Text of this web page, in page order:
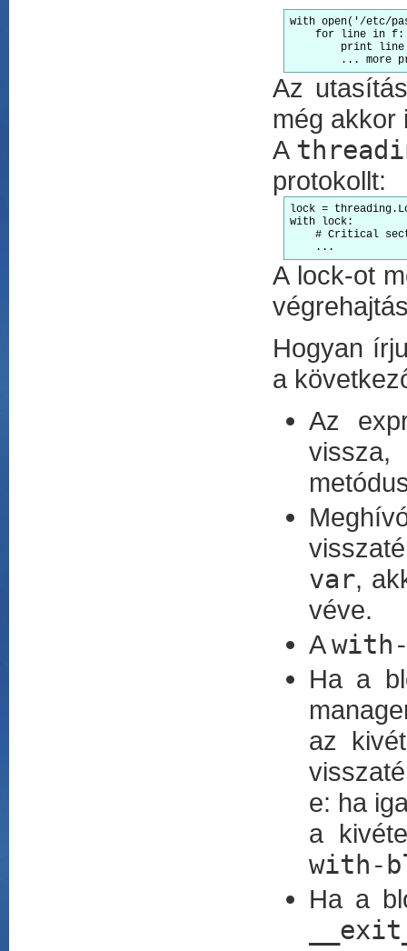
with open('/etc/
    for line in f:
        print line
... more
Az
még akkor
A
protokollt:
lock =
with lock:
# Critical
A lock-ot
Hogyan
a
Az
var,
véve.
A
Ha a
az
e: ha
a
with-
Ha a